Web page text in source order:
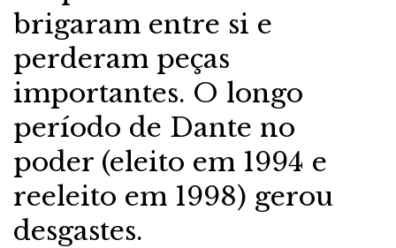
brigaram entre si e
perderam peças
importantes. O longo
período de Dante no
poder (eleito em 1994 e
reeleito em 1998) gerou
desgastes.